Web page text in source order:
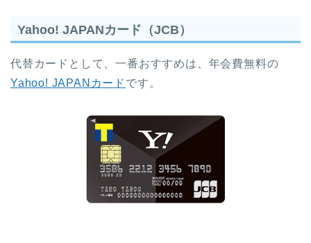
Yahoo! JAPANカード（JCB）
代替カードとして、一番おすすめは、年会費無料の
Yahoo! JAPANカード です。